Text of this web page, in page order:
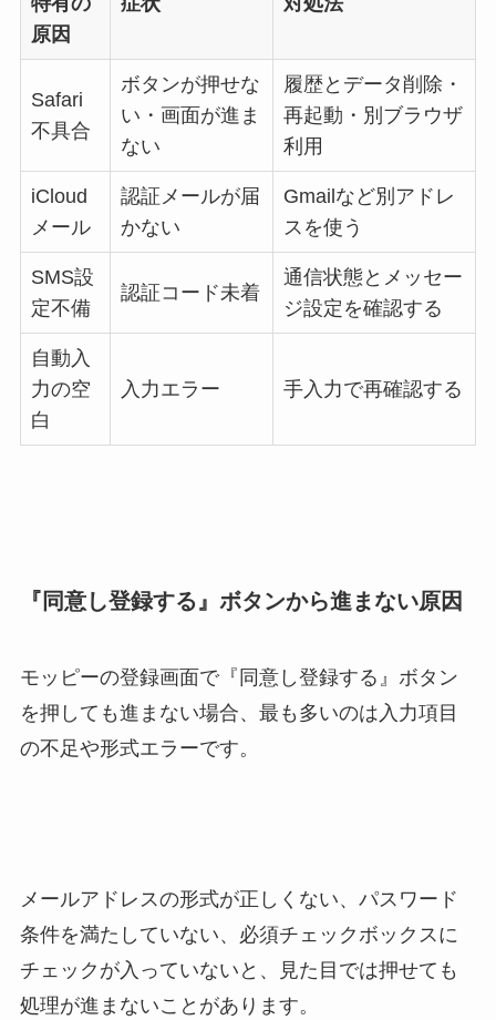
原因
Safari
不具合
ボタンが押せな
い・画面が進ま
ない
履歴とデータ削除・
再起動・別ブラウザ
利用
iCloud
メール
認証メールが届
かない
Gmailなど別アドレ
スを使う
SMS設
定不備
認証コード未着
通信状態とメッセー
ジ設定を確認する
自動入
力の空
白
入力エラー 手入力で再確認する
『同意し登録する』ボタンから進まない原因
モッピーの登録画面で『同意し登録する』ボタン
を押しても進まない場合、最も多いのは入力項目
の不足や形式エラーです。
メールアドレスの形式が正しくない、パスワード
条件を満たしていない、必須チェックボックスに
チェックが入っていないと、見た目では押せても
処理が進まないことがあります。